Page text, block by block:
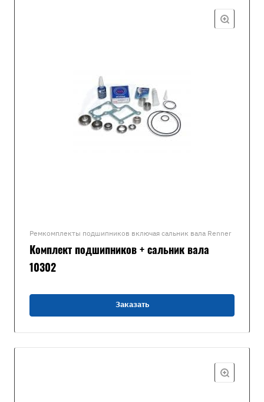
Ремкомплекты подшипников включая сальник вала Renner
Комплект подшипников + сальник вала
10302
Заказать